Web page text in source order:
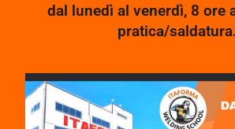
dal lunedì al venerdì, 8 ore
pratica/saldatura.